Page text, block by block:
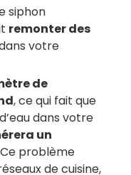
siphon
remonter des
votre
de
, ce qui fait que
dans votre
un
problème
de cuisine,